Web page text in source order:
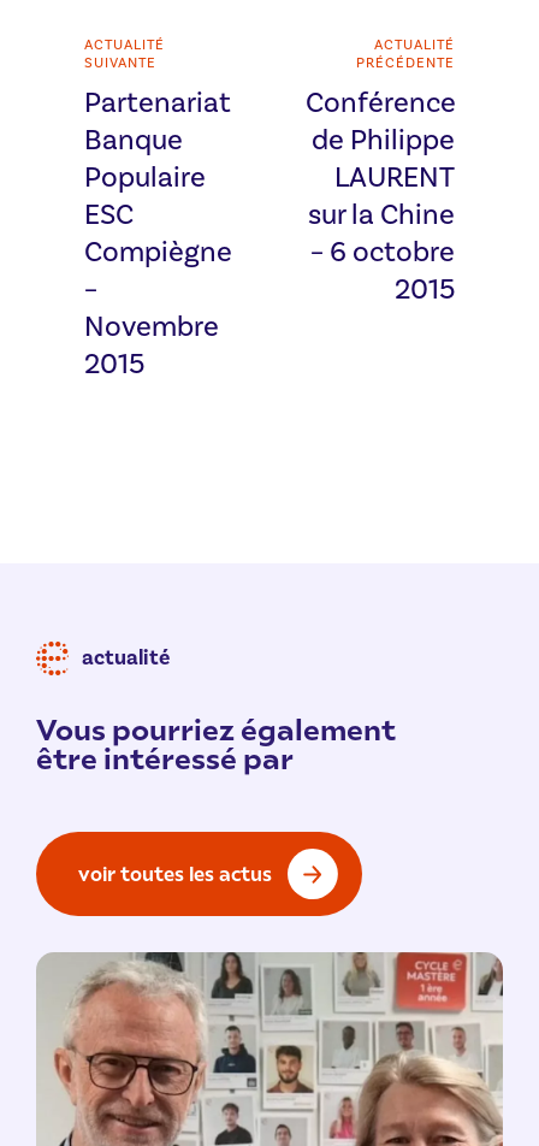
ACTUALITÉ
SUIVANTE
Partenariat
Banque
Populaire
ESC
Compiègne
–
Novembre
2015
ACTUALITÉ
PRÉCÉDENTE
Conférence
de Philippe
LAURENT
sur la Chine
– 6 octobre
2015
actualité
Vous pourriez également
être intéressé par
voir toutes les actus